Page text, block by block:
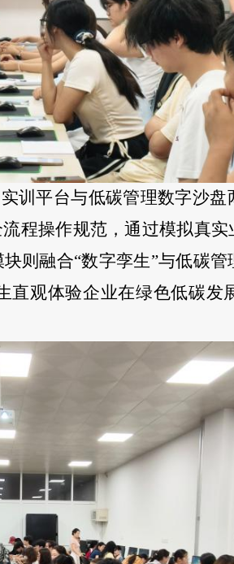
训平台与低碳管理数字沙
程操作规范，通过模拟真
则融合“数字孪生”与低碳
观体验企业在绿色低碳发